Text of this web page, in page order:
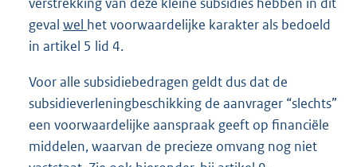
verstrekking van deze kleine subsidies hebben in dit
geval wel het voorwaardelijke karakter als bedoeld
in artikel 5 lid 4.
Voor alle subsidiebedragen geldt dus dat de
subsidieverleningbeschikking de aanvrager “slechts”
een voorwaardelijke aanspraak geeft op financiële
middelen, waarvan de precieze omvang nog niet